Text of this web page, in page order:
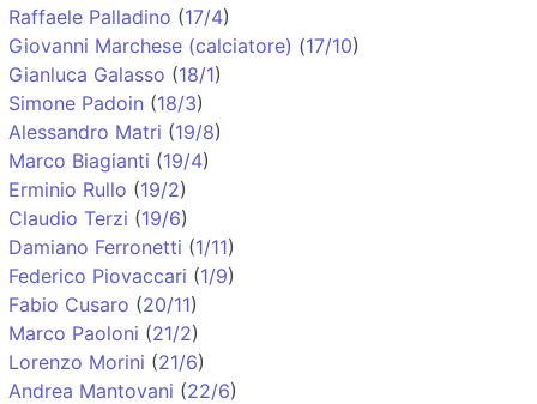
Raffaele Palladino (17/4)
Giovanni Marchese (calciatore) (17/10)
Gianluca Galasso (18/1)
Simone Padoin (18/3)
Alessandro Matri (19/8)
Marco Biagianti (19/4)
Erminio Rullo (19/2)
Claudio Terzi (19/6)
Damiano Ferronetti (1/11)
Federico Piovaccari (1/9)
Fabio Cusaro (20/11)
Marco Paoloni (21/2)
Lorenzo Morini (21/6)
Andrea Mantovani (22/6)